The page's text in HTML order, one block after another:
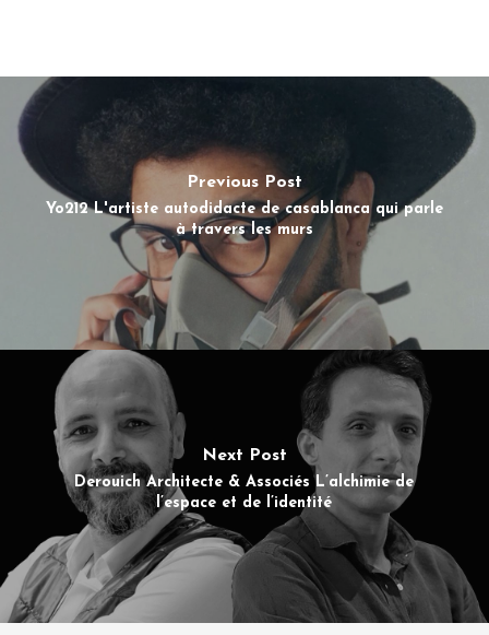
Previous Post
Yo212 L'artiste autodidacte de casablanca qui parle
à travers les murs
Next Post
Derouich Architecte & Associés L’alchimie de
l’espace et de l’identité